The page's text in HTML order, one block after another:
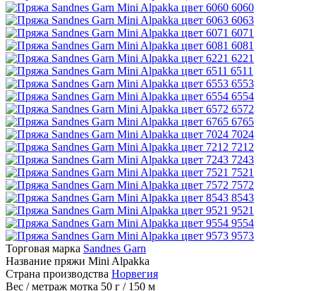
6060
6063
6071
6081
6221
6511
6553
6554
6572
6765
7024
7212
7243
7521
7572
8543
9521
9554
9573
Торговая марка Sandnes Garn
Название пряжи Mini Alpakka
Страна производства Норвегия
Вес / метраж мотка 50 г / 150 м